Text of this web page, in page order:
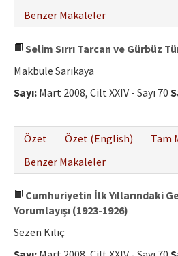
Benzer Makaleler
Selim Sırrı Tarcan ve Gürbüz
Makbule Sarıkaya
Sayı: Mart 2008, Cilt XXIV - Sayı 70
Özet
Özet (English) Tam
Benzer Makaleler
Cumhuriyetin İlk Yıllarındaki
Yorumlayışı (1923-1926)
Sezen Kılıç